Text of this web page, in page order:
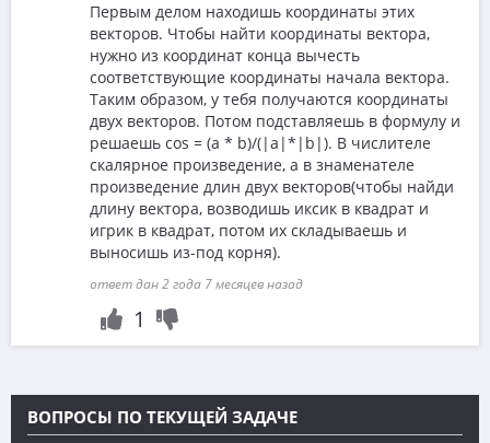
Первым делом находишь координаты этих
векторов. Чтобы найти координаты вектора,
нужно из координат конца вычесть
соответствующие координаты начала вектора.
Таким образом, у тебя получаются координаты
двух векторов. Потом подставляешь в формулу и
решаешь cos = (a * b)/(|a|*|b|). В числителе
скалярное произведение, а в знаменателе
произведение длин двух векторов(чтобы найди
длину вектора, возводишь иксик в квадрат и
игрик в квадрат, потом их складываешь и
выносишь из-под корня).
ответ дан 2 года 7 месяцев назад
1
ВОПРОСЫ ПО ТЕКУЩЕЙ ЗАДАЧЕ